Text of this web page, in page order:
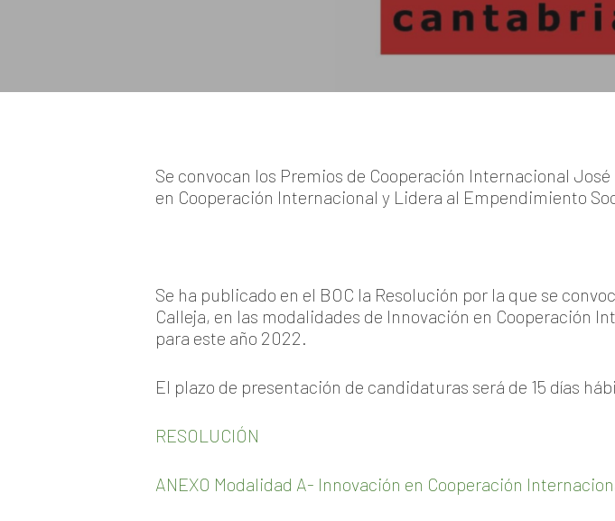
Se convocan los Premios de Cooperación Internacional
en Cooperación Internacional y Lidera al Empendimiento
Se ha publicado en el BOC la Resolución por la que se
Calleja, en las modalidades de Innovación en Cooperación
para este año 2022.
El plazo de presentación de candidaturas será de 15 días
RESOLUCIÓN
ANEXO Modalidad A- Innovación en Cooperación